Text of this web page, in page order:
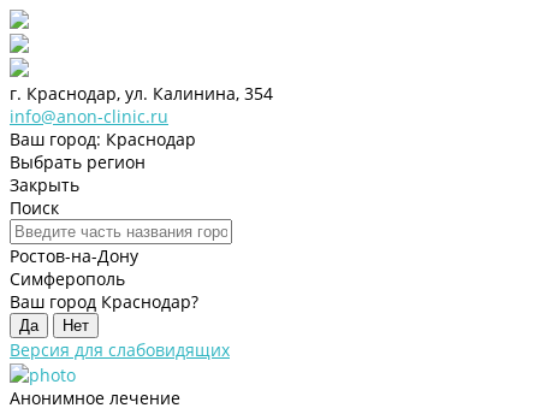
г. Краснодар, ул. Калинина, 354
info@anon-clinic.ru
Ваш город: Краснодар
Выбрать регион
Закрыть
Поиск
Ростов-на-Дону
Симферополь
Ваш город Краснодар?
Да Нет
Версия для слабовидящих
Анонимное лечение